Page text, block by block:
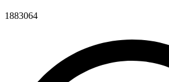
1883064